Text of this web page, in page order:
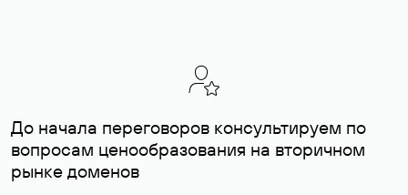
До начала переговоров консультируем по
вопросам ценообразования на вторичном
рынке доменов